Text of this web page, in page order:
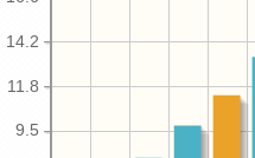
9.5
11.8
14.2